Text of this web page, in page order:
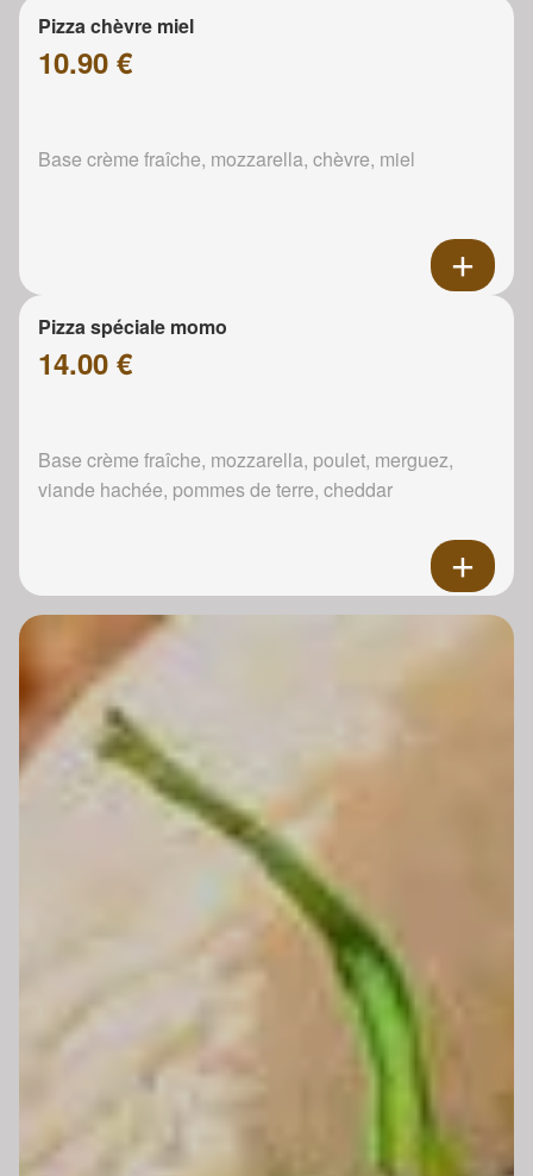
Pizza chèvre miel
10.90 €
Base crème fraîche, mozzarella, chèvre, miel
Pizza spéciale momo
14.00 €
Base crème fraîche, mozzarella, poulet, merguez,
viande hachée, pommes de terre, cheddar